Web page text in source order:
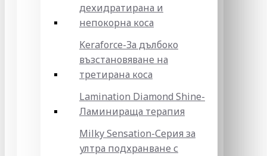
дехидратирана и
непокорна коса
Keraforce-За дълбоко
възстановяване на
третирана коса
Lamination Diamond Shine-
Ламинираща терапия
Milky Sensation-Серия за
ултра подхранване с